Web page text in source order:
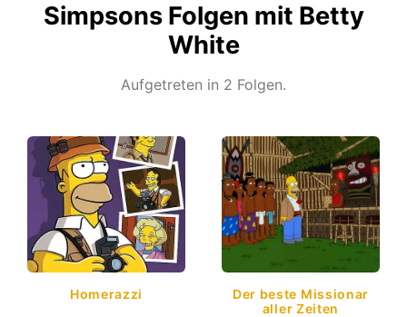
Simpsons Folgen mit Betty
White
Aufgetreten in 2 Folgen.
Homerazzi
Der beste Missionar
aller Zeiten